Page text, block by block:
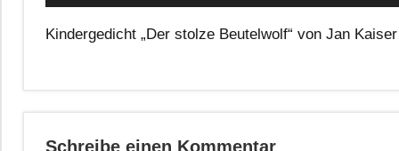
Player
Kindergedicht „Der stolze Beutelwolf“ von Jan Kaiser
Schreibe einen Kommentar